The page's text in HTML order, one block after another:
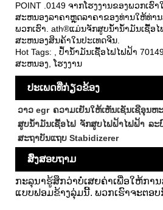
POINT .0149 ຈາກໂຮງງານຂອງພວກເຮົ
ສະຫນອງລາຄາຫຼຸດລາຄາຂອງທ່ານໃຫ້ທ່າ
ພວກເຮົາ. ath®ແມ່ນຈັກສູບນ້ໍານໍ້າມັນເຊື້ອ
ສະຫນອງສິນຄ້າໃນປະເທດຈີນ.
Hot Tags: , ປ້ໍານ້ໍາມັນເຊື້ອໄຟໄຟຟ້າ
ສະຫນອງ, ໂຮງງານ
ປະເພດທີ່ກ່ຽວຂ້ອງ
ວາວ egr ຄວາມເຢັນໃຫ້ເຫັນເຊັນເຊີອຸນຫ
ສູບນ້ໍາມັນເຊື້ອໄຟ ຈັກສູບໄຟຟ້າໄຟຟ້າ ລະ
ສະຖາບັນແຖບ Stabidizerer
ສົ່ງສອບຖາມ
ກະລຸນາຮູ້ສຶກວ່າບໍ່ເສຍຄ່າເພື່ອໃຫ້ກາ
ແບບຟອມຂ້າງລຸ່ມນີ້. ພວກເຮົາຈະຕອບ